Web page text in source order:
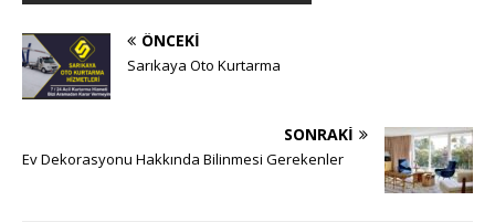
ÖNCEKI
Sarıkaya Oto Kurtarma
SONRAKI
Ev Dekorasyonu Hakkında Bilinmesi Gerekenler